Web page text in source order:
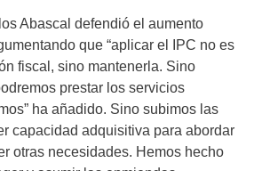
Abascal defendió el aumento
que “aplicar el IPC no es
fiscal, sino mantenerla. Sino
prestar los servicios
ha añadido. Sino subimos las
capacidad adquisitiva para abordar
otras necesidades. Hemos hecho